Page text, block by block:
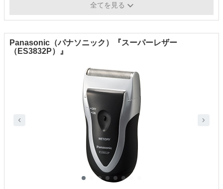
全てを見る
Panasonic（パナソニック）『スーパーレザー
（ES3832P）』